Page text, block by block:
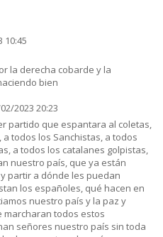
10:45
la derecha cobarde y la
bien
2023 20:23
partido que espantara al coletas,
todos los Sanchistas, a todos
a todos los catalanes golpistas,
nuestro país, que ya están
partir a dónde les puedan
los españoles, qué hacen en
nuestro país y la paz y
todos estos
señores nuestro país sin toda